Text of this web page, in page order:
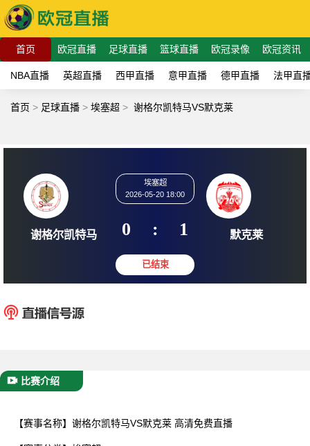
首页 欧冠直播 足球直播 篮球直播 欧冠录像 欧冠资讯
NBA直播 英超直播 西甲直播 意甲直播 德甲直播 法甲直
首页 > 足球直播 > 埃塞超 > 谢格尔凯特马VS默克莱
谢格尔凯特马
埃塞超
2026-05-20 18:00
0 : 1 默
比赛介绍
【赛事名称】 谢格尔凯特马VS默克莱 高清免费直播